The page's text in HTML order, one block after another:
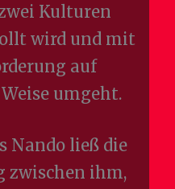
Kulturen
wird und mit
auf
umgeht.
Nando ließ die
zwischen ihm,